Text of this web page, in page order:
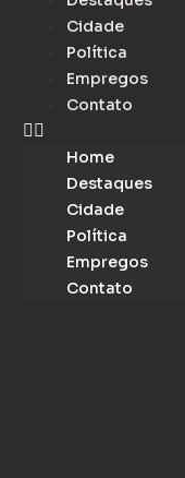
Cidade
Política
Empregos
Contato
Home
Destaques
Cidade
Política
Empregos
Contato